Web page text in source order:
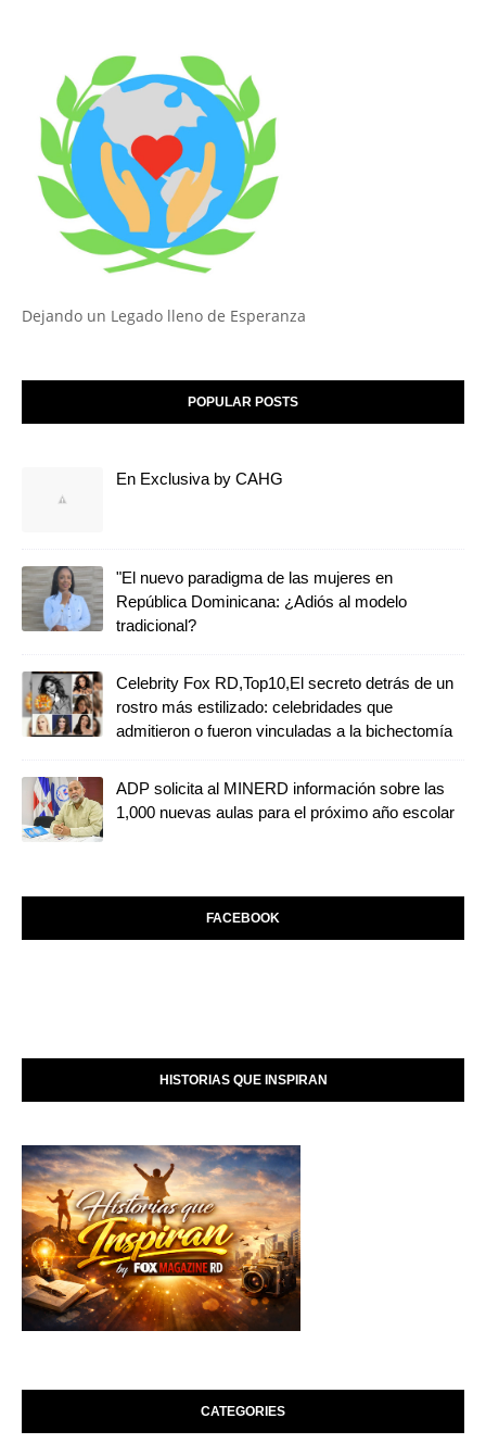
Dejando un Legado lleno de Esperanza
POPULAR POSTS
En Exclusiva by CAHG
"El nuevo paradigma de las mujeres en
República Dominicana: ¿Adiós al modelo
tradicional?
Celebrity Fox RD,Top10,El secreto detrás de un
rostro más estilizado: celebridades que
admitieron o fueron vinculadas a la bichectomía
ADP solicita al MINERD información sobre las
1,000 nuevas aulas para el próximo año escolar
FACEBOOK
HISTORIAS QUE INSPIRAN
CATEGORIES